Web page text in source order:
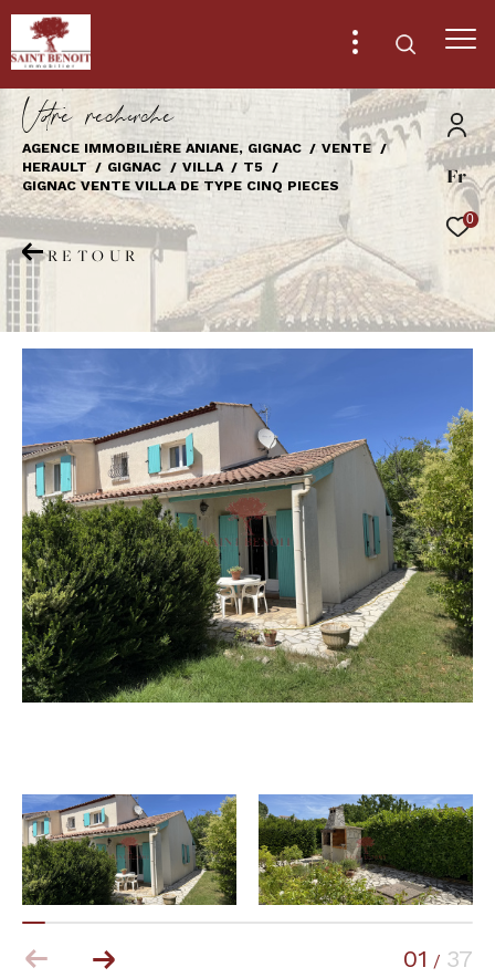
Fr
0
Vore recece
AGENCE IMMOBILIÈRE ANIANE, GIGNAC
VENTE
HERAULT
GIGNAC VILLA
T5
GIGNAC VENTE VILLA DE TYPE CINQ PIECES
RETOUR
01 / 37
Effectuer une recherche
et trouver le bien qui correspond à vos
critères
Vente
Type
bien
Type de bien
Ville
Budget
Budget
Surface
Surface
Pièces
AFFINER LES CRITÈRES